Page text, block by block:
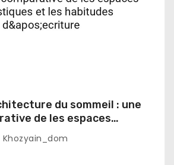
du sommeil : une
de les espaces
les habitudes d'ecriture
Khozyain_dom